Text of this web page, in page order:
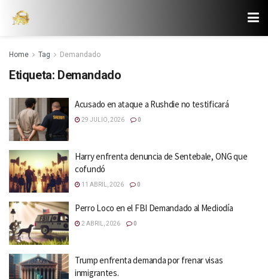
Home Tag Demandado
Etiqueta: Demandado
Acusado en ataque a Rushdie no testificará
29 JULIO, 2026 0
Harry enfrenta denuncia de Sentebale, ONG que
cofundó
11 ABRIL, 2026 0
Perro Loco en el FBI Demandado al Mediodía
2 ABRIL, 2026 0
Trump enfrenta demanda por frenar visas
inmigrantes.